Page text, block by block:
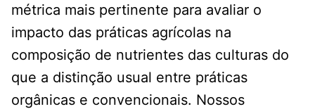
métrica mais pertinente para avaliar o
impacto das práticas agrícolas na
composição de nutrientes das culturas do
que a distinção usual entre práticas
orgânicas e convencionais. Nossos